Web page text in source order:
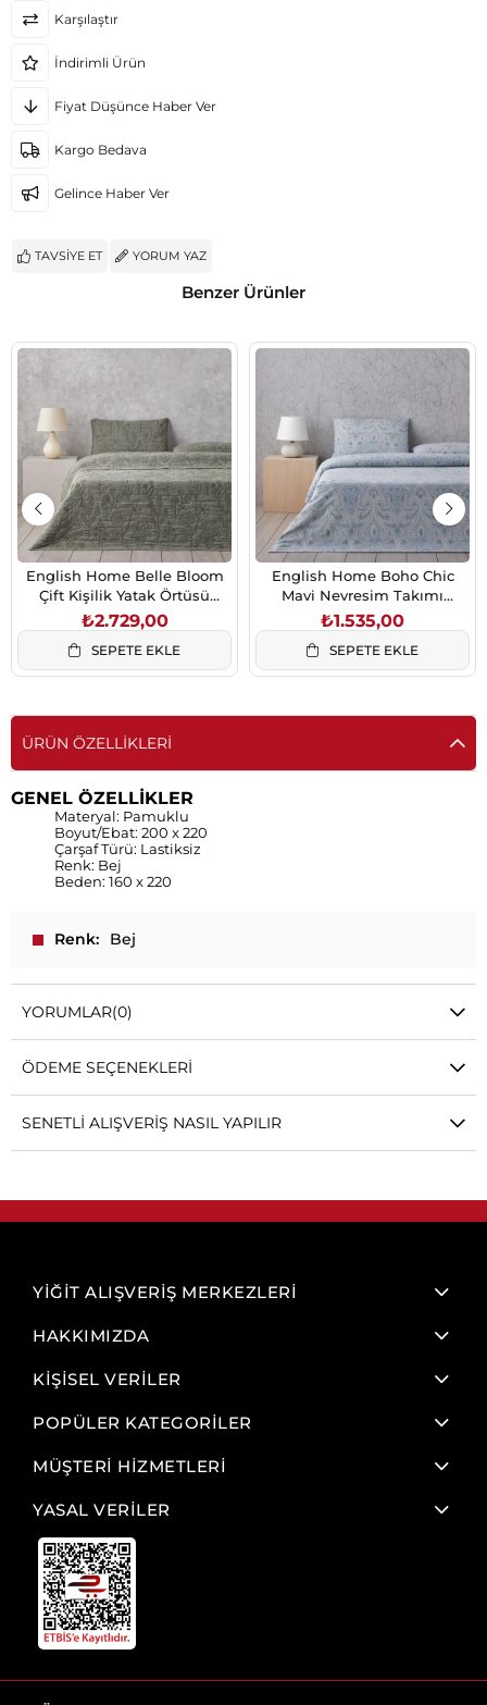
Karşılaştır
İndirimli Ürün
Fiyat Düşünce Haber Ver
Kargo Bedava
Gelince Haber Ver
TAVSIYE ET YORUM YAZ
Benzer Ürünler
English Home Belle Bloom
Çift Kişilik Yatak Örtüsü
Takımı 200x220 cm Yeşil
₺2.729,00
SEPETE EKLE
English Home Boho Chic
Mavi Nevresim Takımı
200x220 cm Çift Kişilik
₺1.535,00
SEPETE EKLE
ÜRÜN ÖZELLIKLERI
GENEL ÖZELLİKLER
Materyal: Pamuklu
Boyut/Ebat: 200 x 220
Çarşaf Türü: Lastiksiz
Renk: Bej
Beden: 160 x 220
Renk Bej
YORUMLAR(0)
ÖDEME SEÇENEKLERI
SENETLI ALIŞVERIŞ NASIL YAPILIR
YİĞİT ALIŞVERİŞ MERKEZLERİ
HAKKIMIZDA
KİŞİSEL VERİLER
POPÜLER KATEGORİLER
MÜŞTERİ HİZMETLERİ
YASAL VERİLER